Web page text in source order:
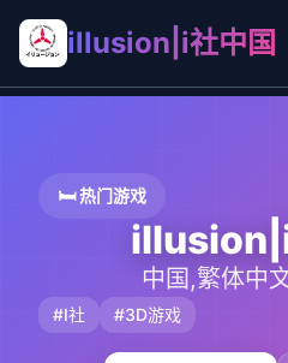
illusion|i社中国
🛏️ 热门游戏
中国,繁体中
#I社 #3D游戏